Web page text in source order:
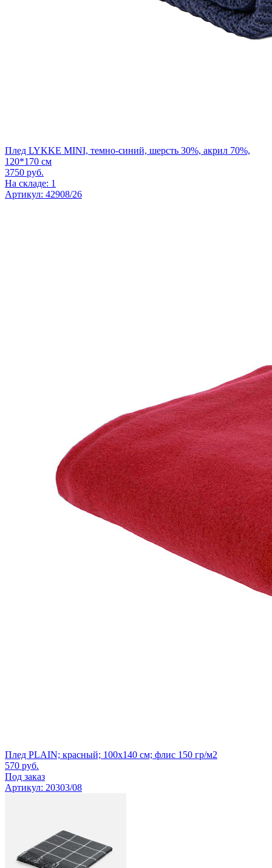
Плед LYKKE MINI, темно-синий, шерсть 30%, акрил 70%,
120*170 см
3750 руб.
На складе: 1
Артикул: 42908/26
Плед PLAIN; красный; 100х140 см; флис 150 гр/м2
570 руб.
Под заказ
Артикул: 20303/08